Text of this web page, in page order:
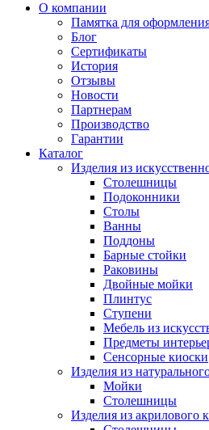
О компании
Памятка для оформления
Блог
Сертификаты
История
Отзывы
Новости
Партнерам
Производство
Гарантии
Каталог
Изделия из
Столешницы
Подоконники
Столы
Ванны
Поддоны
Барные стойки
Раковины
Двойные мойки
Плинтус
Ступени
Мебель из
Предметы
Сенсорные киоски
Изделия из
Мойки
Столешницы
Изделия из акрилового